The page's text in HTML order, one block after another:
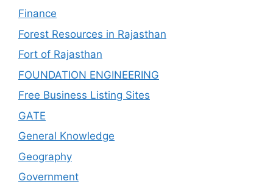
Finance
Forest Resources in Rajasthan
Fort of Rajasthan
FOUNDATION ENGINEERING
Free Business Listing Sites
GATE
General Knowledge
Geography
Government